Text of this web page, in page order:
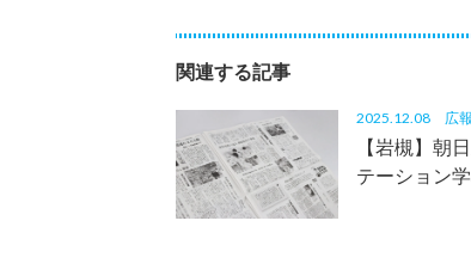
関連する記事
2025.12.08 広報
【岩槻】朝
テーション